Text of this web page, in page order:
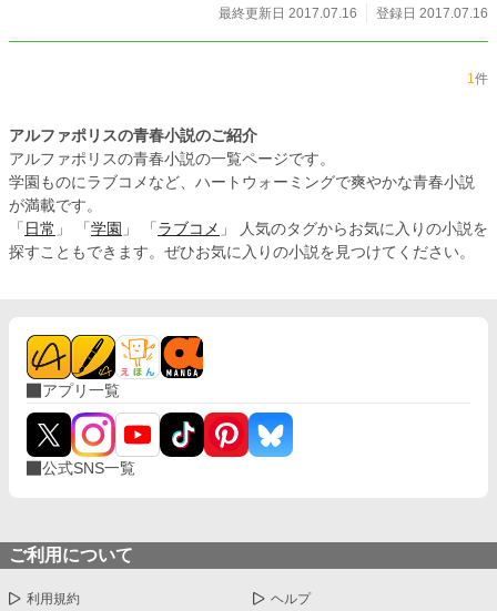
最終更新日 2017.07.16
登録日 2017.07.16
1件
アルファポリスの青春小説のご紹介
アルファポリスの青春小説の一覧ページです。
学園ものにラブコメなど、ハートウォーミングで爽やかな青春小説
が満載です。
「 日常 」 「 学園 」 「 ラブコメ 」 人気のタグからお気に入りの小説を
探すこともできます。ぜひお気に入りの小説を見つけてください。
アプリ一覧
公式SNS一覧
ご利用について
利用規約 ヘルプ